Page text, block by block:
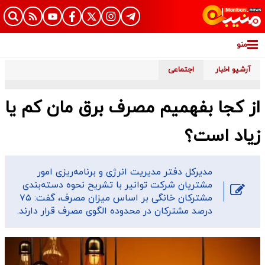
منو
آرشیو اخبار اجتماعی
از کجا بفهمیم مصرف برق مان کم یا
زیاد است؟
مدیرکل دفتر مدیریت انرژی و برنامه‌ریزی امور
مشتریان شرکت توانیر با تشریح نحوه دسته‌بندی
مشترکان خانگی بر اساس میزان مصرف، گفت: ۷۵
درصد مشترکان در محدوده الگوی مصرف قرار دارند.